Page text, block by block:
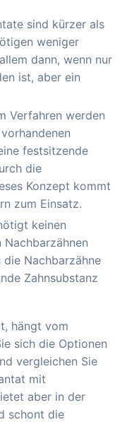
sind kürzer als
weniger
dann, wenn nur
ist, aber ein
Verfahren werden
festsitzende
die
Konzept kommt
zum Einsatz.
keinen
Nachbarzähne
Zahnsubstanz
hängt vom
sich die Optionen
vergleichen Sie
mit
aber in der
schont die